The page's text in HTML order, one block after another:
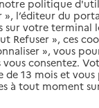
: 6
Ré : 2
politique
l’éditeur du
sur votre terminal
Refuser », ces
», vous
consentez.
13 mois et
à tout moment